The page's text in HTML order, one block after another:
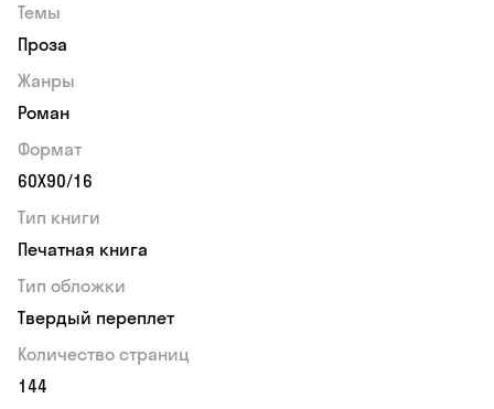
Темы
Проза
Жанры
Роман
Формат
60Х90/16
Тип книги
Печатная книга
Тип обложки
Твердый переплет
Количество страниц
144